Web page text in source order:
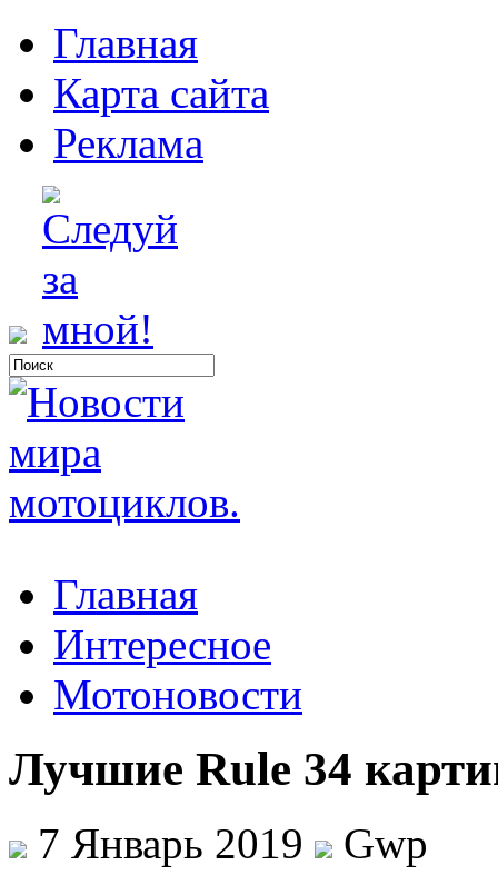
Главная
Карта сайта
Реклама
Главная
Интересное
Мотоновости
Лучшие Rule 34
7 Январь 2019
Gwp